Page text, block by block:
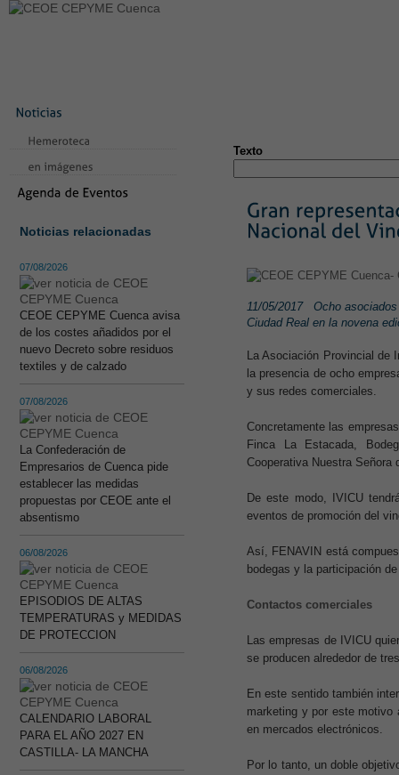
Noticias relacionadas
07/08/2026
CEOE CEPYME Cuenca avisa
de los costes añadidos por el
nuevo Decreto sobre residuos
textiles y de calzado
07/08/2026
La Confederación de
Empresarios de Cuenca pide
establecer las medidas
propuestas por CEOE ante el
absentismo
06/08/2026
EPISODIOS DE ALTAS
TEMPERATURAS y MEDIDAS
DE PROTECCION
06/08/2026
CALENDARIO LABORAL
PARA EL AÑO 2027 EN
CASTILLA- LA MANCHA
Texto
11/05/2017
Ocho
Ciudad Real en la novena
La Asociación Provincial de
la presencia de ocho
y sus redes comerciales.
Concretamente las
Finca La Estacada,
Cooperativa Nuestra Señora
De este modo, IVICU
eventos de promoción del
Así, FENAVIN está
bodegas y la participación
Contactos comerciales
Las empresas de IVICU
se producen alrededor de
En este sentido también
marketing y por este motivo
en mercados electrónicos.
Por lo tanto, un doble